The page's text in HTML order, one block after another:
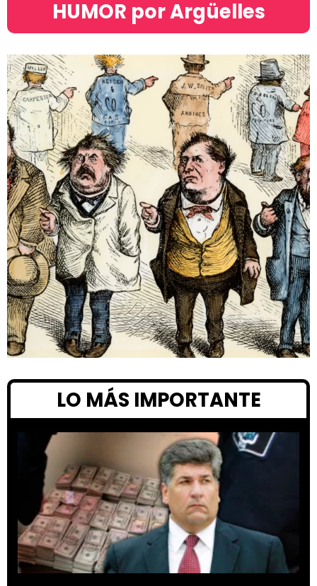
HUMOR por Argüelles​
LO MÁS IMPORTANTE